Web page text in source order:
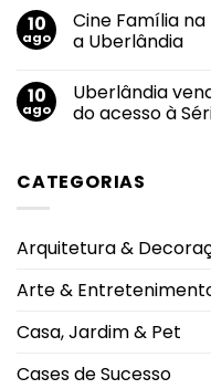
erros
e
conflitos
calor
e
baixa
pode
chegar
a
em
Semana
da
com
programação
em
10
ago
Cine Família
a Uberlândia
em
Cine
Família
pela
primeira
10
ago
Uberlândia
do acesso à
Uberlândia
vence
fica
empate
acesso
à
CATEGORIAS
Arquitetura &
Arte &
Casa, Jardim & Pet
Cases de Sucesso